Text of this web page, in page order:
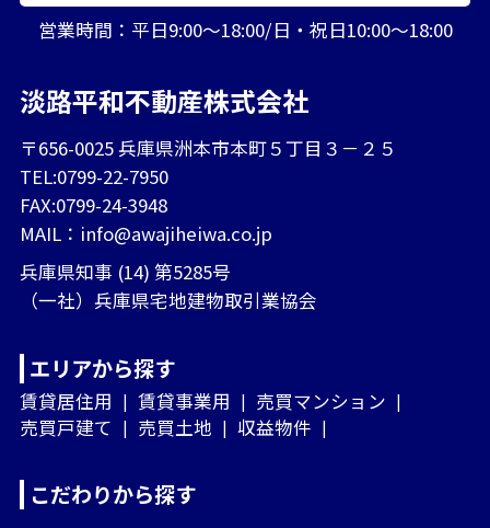
営業時間：平日9:00～18:00/日・祝日10:00～18:00
淡路平和不動産株式会社
〒656-0025 兵庫県洲本市本町５丁目３－２５
TEL:0799-22-7950
FAX:0799-24-3948
MAIL： info@awajiheiwa.co.jp
兵庫県知事 (14) 第5285号
（一社）兵庫県宅地建物取引業協会
エリアから探す
賃貸居住用 賃貸事業用
売買マンション
売買戸建て
売買土地 収益物件
こだわりから探す